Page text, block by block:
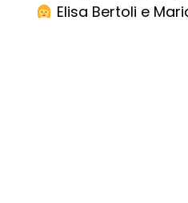
Elisa Bertoli e